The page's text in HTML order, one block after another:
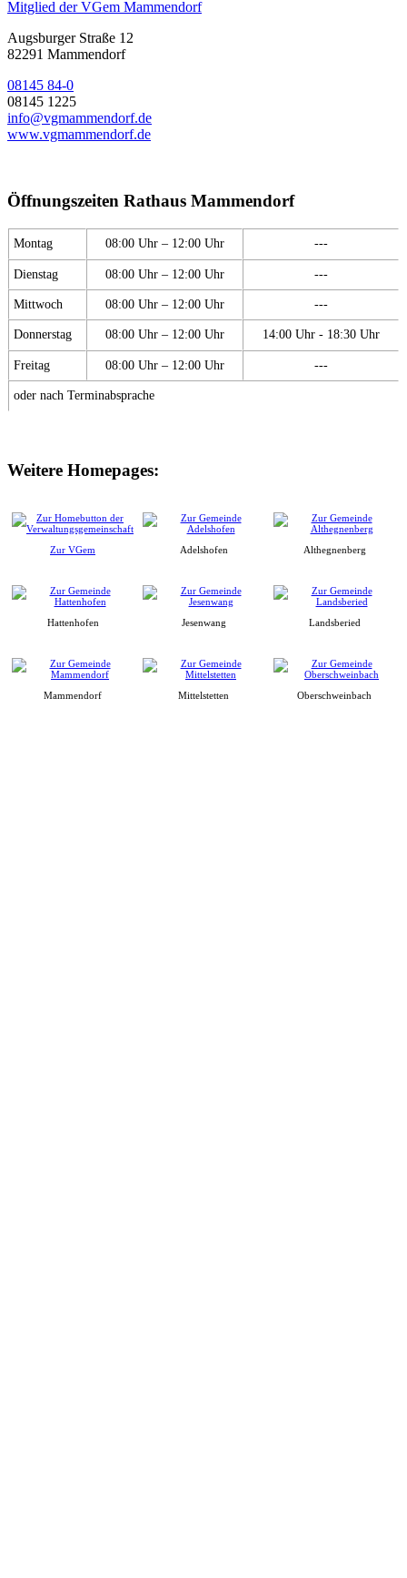
Mitglied der VGem Mammendorf
Augsburger Straße 12
82291 Mammendorf
08145 84-0
08145 1225
info@vgmammendorf.de
www.vgmammendorf.de
Öffnungszeiten Rathaus Mammendorf
Montag 08:00 Uhr – 12:00 Uhr ---
Dienstag 08:00 Uhr – 12:00 Uhr ---
Mittwoch 08:00 Uhr – 12:00 Uhr ---
Donnerstag 08:00 Uhr – 12:00 Uhr 14:00 Uhr - 18:30 Uhr
Freitag 08:00 Uhr – 12:00 Uhr ---
oder nach Terminabsprache
Weitere Homepages:
Zur VGem Adelshofen Althegnenberg
Hattenhofen Jesenwang Landsberied
Mammendorf Mittelstetten Oberschweinbach